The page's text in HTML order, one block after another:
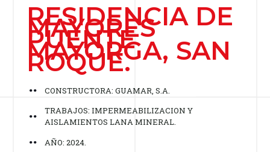
RESIDENCIA DE
MAYORES
PUENTE
MAYORGA, SAN
ROQUE.
CONSTRUCTORA: GUAMAR, S.A.
TRABAJOS: IMPERMEABILIZACION Y
AISLAMIENTOS LANA MINERAL.
AÑO: 2024.